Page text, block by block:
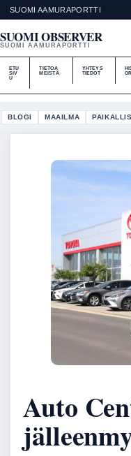
SUOMI AAMURAPORTTI
SUOMI OBSERVER
SUOMI AAMURAPORTTI
ETU
SIV
U
TIETOA
MEISTÄ
YHTEYS
TIEDOT
BLOGI MAAILMA
Auto